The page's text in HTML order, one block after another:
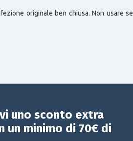
originale ben chiusa. Non usare
uno sconto extra
un minimo di 70€ di